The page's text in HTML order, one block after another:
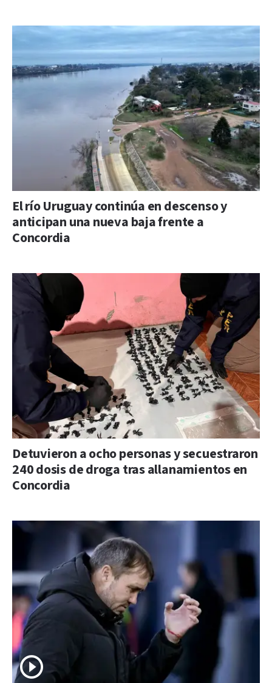
El río Uruguay continúa en descenso y
anticipan una nueva baja frente a
Concordia
Detuvieron a ocho personas y secuestraron
240 dosis de droga tras allanamientos en
Concordia